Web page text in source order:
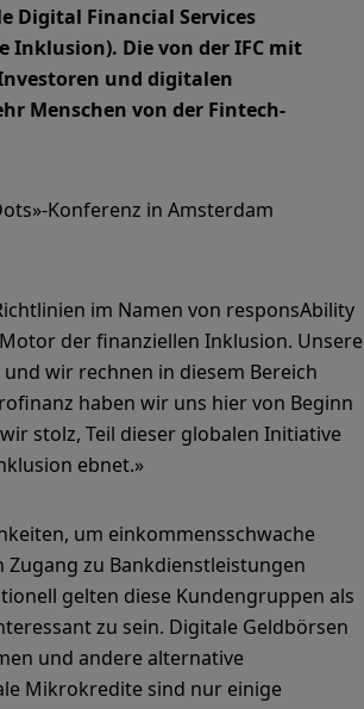
Digital Financial Services
Die von der IFC mit
und digitalen
Menschen von der Fintech-
Konferenz in Amsterdam
im Namen von responsAbility
der finanziellen Inklusion. Unsere
wir rechnen in diesem Bereich
haben wir uns hier von Beginn
stolz, Teil dieser globalen Initiative
ebnet.»
um einkommensschwache
zu Bankdienstleistungen
gelten diese Kundengruppen als
zu sein. Digitale Geldbörsen
und andere alternative
Mikrokredite sind nur einige